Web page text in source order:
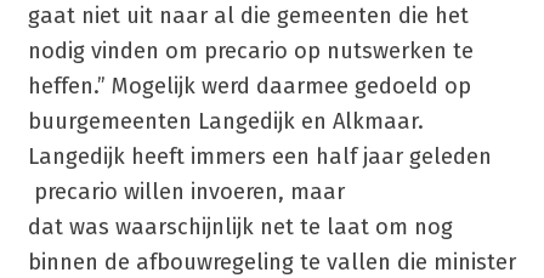
gaat niet uit naar al die gemeenten die het
nodig vinden om precario op nutswerken te
heffen.” Mogelijk werd daarmee gedoeld op
buurgemeenten Langedijk en Alkmaar.
Langedijk heeft immers een half jaar geleden
precario willen invoeren, maar
dat was waarschijnlijk net te laat om nog
binnen de afbouwregeling te vallen die minister